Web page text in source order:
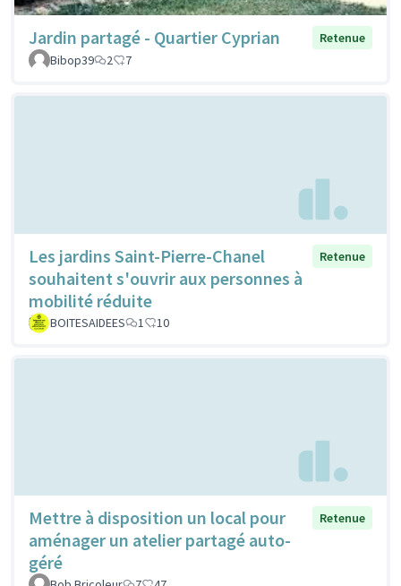
Jardin partagé - Quartier Cyprian
Retenue
Bibop39
2 7
Les jardins Saint-Pierre-Chanel
souhaitent s'ouvrir aux personnes à
mobilité réduite
Retenue
BOITESAIDEES 1 10
Mettre à disposition un local pour
aménager un atelier partagé auto-
géré
Retenue